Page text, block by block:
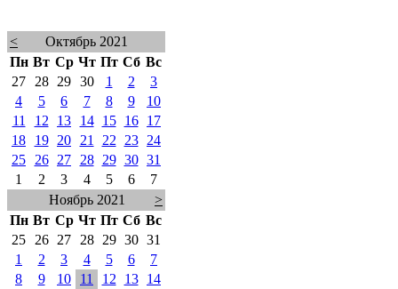
<
Октябрь 2021
Пн Вт Ср Чт Пт Сб Вс
27
28 29 30 1 2
3
4
5 6 7 8 9
10
11
12 13 14 15 16
17
18
19 20 21 22 23
24
25
26 27 28 29 30 31
1
2 3 4 5 6
7
Ноябрь 2021
>
Пн Вт Ср Чт Пт Сб Вс
25
26 27 28 29 30 31
1
2 3 4 5 6
7
8
9 10 11 12 13 14